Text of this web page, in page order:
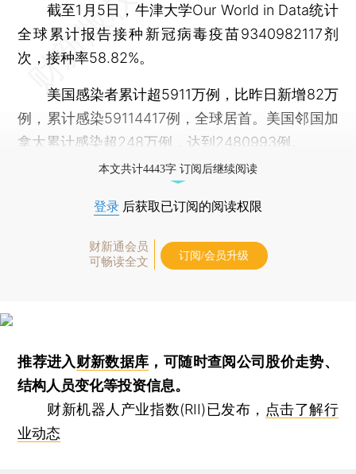
截至1月5日，牛津大学Our World in Data统计
全球累计报告接种新冠病毒疫苗9340982117剂
次，接种率58.82%。
美国感染者累计超5911万例，比昨日新增82万
例，累计感染59114417例，全球居首。美国邻国加
拿大累计感染超248万例，达到2480993例。
本文共计4443字 订阅后继续阅读
登录 后获取已订阅的阅读权限
财新通会员
可畅读全文
订阅/会员升级
推荐进入财新数据库 ，可随时查阅公司股价走势、
结构人员变化等投资信息。
财新机器人产业指数(RII)已发布， 点击了解行
业动态